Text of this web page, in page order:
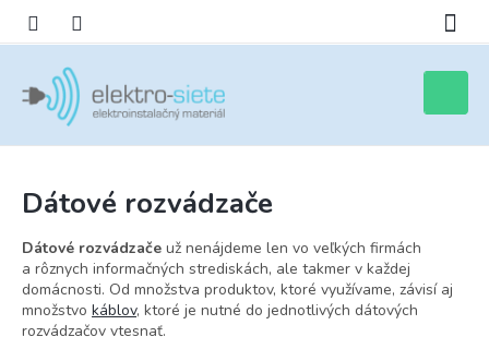
obsah
košík
Dátové rozvádzače
Dátové rozvádzače už nenájdeme len vo veľkých firmách
a rôznych informačných strediskách, ale takmer v každej
domácnosti. Od množstva produktov, ktoré využívame, závisí aj
množstvo káblov, ktoré je nutné do jednotlivých dátových
rozvádzačov vtesnať.